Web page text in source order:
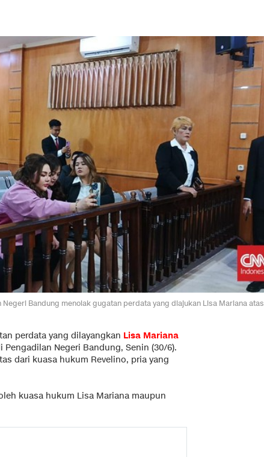
Bandung menolak gugatan perdata yang diajukan Lisa Mariana atas
perdata yang dilayangkan Lisa Mariana
Pengadilan Negeri Bandung, Senin (30/6).
dari kuasa hukum Revelino, pria yang
kuasa hukum Lisa Mariana maupun